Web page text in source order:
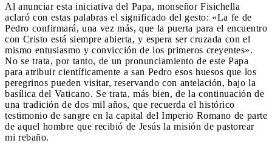
Al anunciar esta iniciativa del Papa, monseñor Fisichella
aclaró con estas palabras el significado del gesto: «La fe de
Pedro confirmará, una vez más, que la puerta para el encuentro
con Cristo está siempre abierta, y espera ser cruzada con el
mismo entusiasmo y convicción de los primeros creyentes».
No se trata, por tanto, de un pronunciamiento de este Papa
para atribuir científicamente a san Pedro esos huesos que los
peregrinos pueden visitar, reservando con antelación, bajo la
basílica del Vaticano. Se trata, más bien, de la continuación de
una tradición de dos mil años, que recuerda el histórico
testimonio de sangre en la capital del Imperio Romano de parte
de aquel hombre que recibió de Jesús la misión de pastorear
mi rebaño.